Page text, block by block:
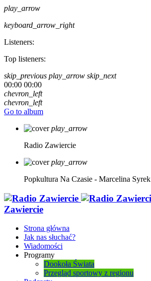
play_arrow
keyboard_arrow_right
Listeners:
Top listeners:
skip_previous play_arrow skip_next
00:00 00:00
chevron_left
chevron_left
Go to album
play_arrow
Radio Zawiercie
play_arrow
Popkultura Na Czasie - Marcelina Syrek
Zawiercie
Strona główna
Jak nas słuchać?
Wiadomości
Programy
Dookoła Świata
Przegląd sportowy z regionu